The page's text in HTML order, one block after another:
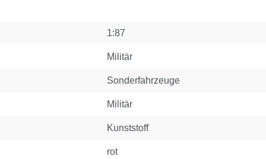
1:87
Militär
Sonderfahrzeuge
Militär
Kunststoff
rot